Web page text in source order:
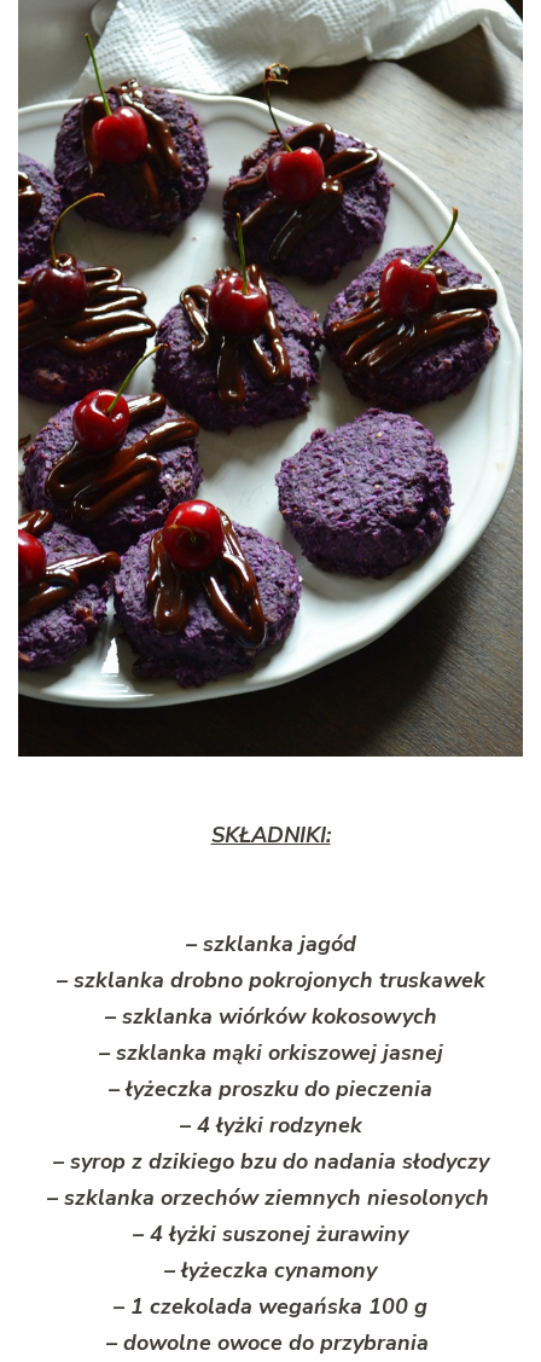
SKŁADNIKI:
– szklanka jagód
– szklanka drobno pokrojonych truskawek
– szklanka wiórków kokosowych
– szklanka mąki orkiszowej jasnej
– łyżeczka proszku do pieczenia
– 4 łyżki rodzynek
– syrop z dzikiego bzu do nadania słodyczy
– szklanka orzechów ziemnych niesolonych
– 4 łyżki suszonej żurawiny
– łyżeczka cynamony
– 1 czekolada wegańska 100 g
– dowolne owoce do przybrania